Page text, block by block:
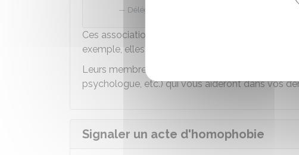
Délégation interministérielle à la lutte contre le
Ces associations peuvent vous écouter, vous
exemple, elles ont la possibilité
Leurs membres peuvent également vous diriger
psychologue, etc.) qui vous aideront dans vos
Signaler un acte d'homophobie